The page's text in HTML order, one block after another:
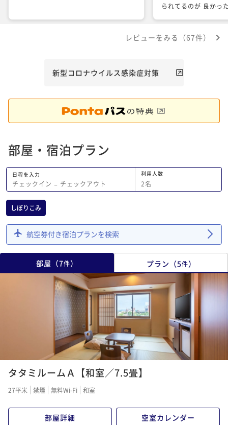
られてるのが 良かっ
レビューをみる（67件）
新型コロナウイルス感染症対策
部屋・宿泊プラン
日程を入力
チェックイン − チェックアウト
利用人数
2名
しぼりこみ
航空券付き宿泊プランを検索
部屋 （7件） プラン （5件）
タタミルームＡ【和室／7.5畳】
27平米 禁煙 無料Wi-Fi 和室
部屋詳細 空室カレンダー